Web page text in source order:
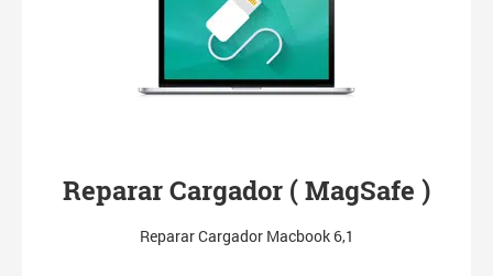
Reparar Cargador ( MagSafe )
Reparar Cargador Macbook 6,1